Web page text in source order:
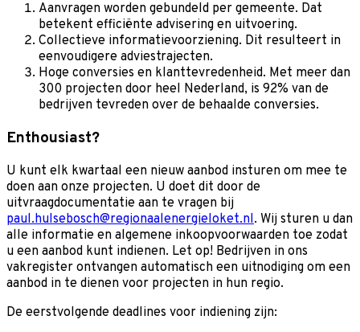
Aanvragen worden gebundeld per gemeente. Dat
betekent efficiënte advisering en uitvoering.
Collectieve informatievoorziening. Dit resulteert in
eenvoudigere adviestrajecten.
Hoge conversies en klanttevredenheid. Met meer dan
300 projecten door heel Nederland, is 92% van de
bedrijven tevreden over de behaalde conversies.
Enthousiast?
U kunt elk kwartaal een nieuw aanbod insturen om mee te
doen aan onze projecten. U doet dit door de
uitvraagdocumentatie aan te vragen bij
paul.hulsebosch@regionaalenergieloket.nl. Wij sturen u dan
alle informatie en algemene inkoopvoorwaarden toe zodat
u een aanbod kunt indienen. Let op! Bedrijven in ons
vakregister ontvangen automatisch een uitnodiging om een
aanbod in te dienen voor projecten in hun regio.
De eerstvolgende deadlines voor indiening zijn: